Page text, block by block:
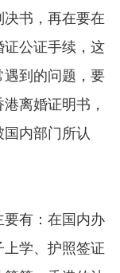
书，再在要在
公证手续，这
到的问题，要
离婚证明书，
内部门所认
有：在国内办
学、护照签证